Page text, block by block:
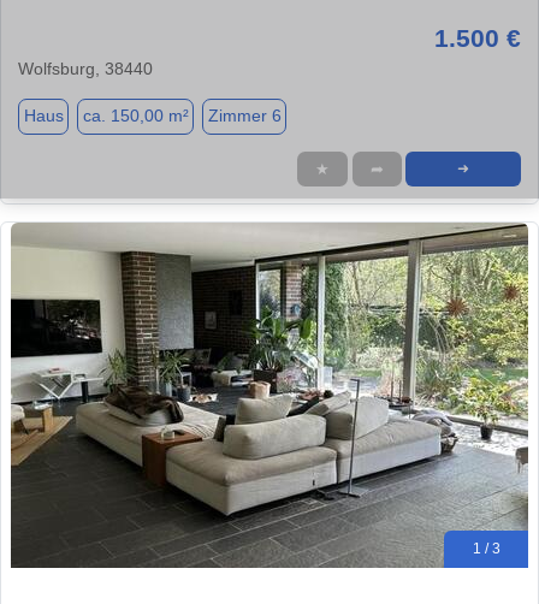
1.500 €
Wolfsburg, 38440
Haus ca. 150,00 m² Zimmer 6
★ ➦ ➜
1 / 3